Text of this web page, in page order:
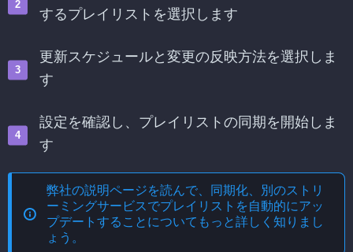
するプレイリストを選択します
更新スケジュールと変更の反映方法を選択しま
す
設定を確認し、プレイリストの同期を開始しま
す
弊社の説明ページを読んで、
同期化、別のストリ
ーミングサービスでプレイリストを自動的にアッ
プデートする ことについてもっと詳しく知りまし
ょう。